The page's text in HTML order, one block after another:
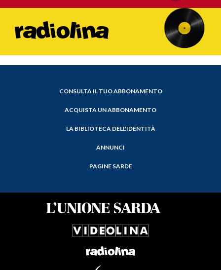
CONSULTA IL TUO ABBONAMENTO
ACQUISTA UN ABBONAMENTO
LA BIBLIOTECA DELL'IDENTITÀ
ANNUNCI
PAGINE SARDE